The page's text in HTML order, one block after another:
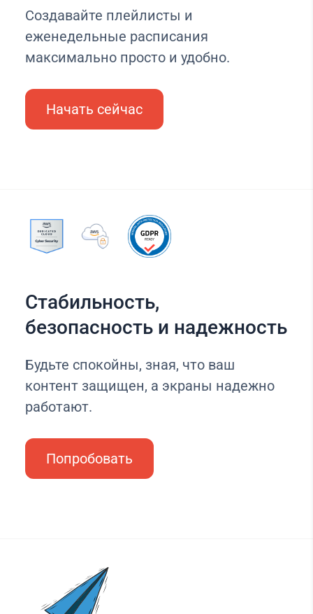
Создавайте плейлисты и
еженедельные расписания
максимально просто и удобно.
Начать сейчас
Стабильность,
безопасность и надежность
Будьте спокойны, зная, что ваш
контент защищен, а экраны надежно
работают.
Попробовать